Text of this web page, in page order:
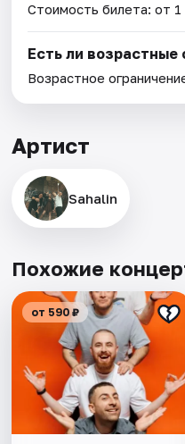
Стоимость билета: от
Есть ли возрастные
Возрастное
Артист
Sahalin
Похожие
от 590 ₽